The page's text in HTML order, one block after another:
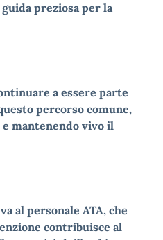
preziosa per la
a essere parte
percorso comune,
mantenendo vivo il
al personale ATA, che
contribuisce al